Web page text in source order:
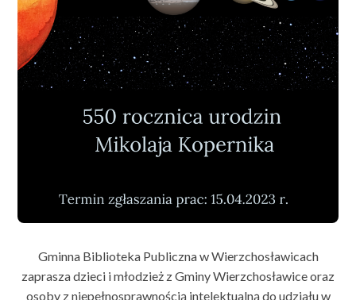
Gminna Biblioteka Publiczna w Wierzchosławicach
zaprasza dzieci i młodzież z Gminy Wierzchosławice oraz
osoby z niepełnosprawnością intelektualną do udziału w